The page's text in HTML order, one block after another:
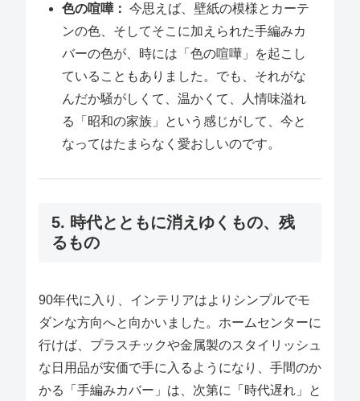
色の喧嘩： 今思えば、壁紙の模様とカーテ
ンの色、そしてそこに加えられた手編みカ
バーの色が、時には「色の喧嘩」を起こし
ていることもありました。でも、それがな
んだか騒がしくて、温かくて、人情味溢れ
る「昭和の家族」という感じがして、今と
なってはたまらなく愛おしいのです。
5. 時代とともに消えゆくもの、残
るもの
90年代に入り、インテリアはよりシンプルでモ
ダンな方向へと向かいました。ホームセンターに
行けば、プラスチックや金属製のスタイリッシュ
な日用品が安価で手に入るようになり、手間のか
かる「手編みカバー」は、次第に「時代遅れ」と